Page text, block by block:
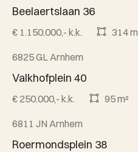
Beelaertslaan 36
€ 1.150.000,- k.k. 314
Verkocht
6825 GL Arnhem
Valkhofplein 40
€ 250.000,- k.k. 95 m²
Beschikbaar
6811 JN Arnhem
Roermondsplein 38